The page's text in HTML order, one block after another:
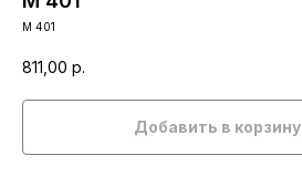
М 401
811,00 р.
Добавить в корзину